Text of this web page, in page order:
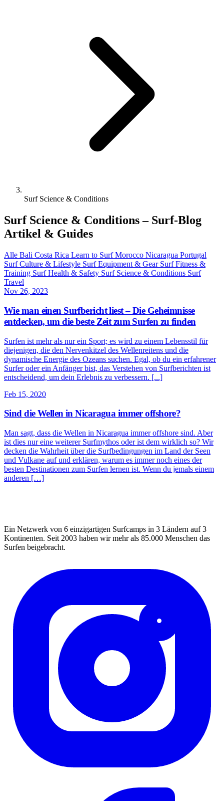
Surf Science & Conditions
Surf Science & Conditions – Surf-Blog
Artikel & Guides
Alle Bali Costa Rica Learn to SurfMorocco Nicaragua Portugal
Surf Culture & Lifestyle Surf Equipment & Gear Surf Fitness &
Training Surf Health & Safety Surf Science & Conditions Surf
Travel
Nov 26, 2023
Wie man einen Surfbericht liest – Die Geheimnisse
entdecken, um die beste Zeit zum Surfen zu finden
Surfen ist mehr als nur ein Sport; es wird zu einem Lebensstil für
diejenigen, die den Nervenkitzel des Wellenreitens und die
dynamische Energie des Ozeans suchen. Egal, ob du ein erfahrener
Surfer oder ein Anfänger bist, das Verstehen von Surfberichten ist
entscheidend, um dein Erlebnis zu verbessern. [...]
Feb 15, 2020
Sind die Wellen in Nicaragua immer offshore?
Man sagt, dass die Wellen in Nicaragua immer offshore sind. Aber
ist dies nur eine weiterer Surfmythos oder ist dem wirklich so? Wir
decken die Wahrheit über die Surfbedingungen im Land der Seen
und Vulkane auf und erklären, warum es immer noch eines der
besten Destinationen zum Surfen lernen ist. Wenn du jemals einem
anderen […]
Ein Netzwerk von 6 einzigartigen Surfcamps in 3 Ländern auf 3
Kontinenten. Seit 2003 haben wir mehr als 85.000 Menschen das
Surfen beigebracht.